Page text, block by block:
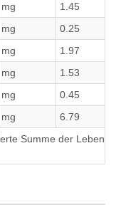
mg
1.45
mg
0.25
mg
1.97
mg
1.53
mg
0.45
mg
6.79
Summe der